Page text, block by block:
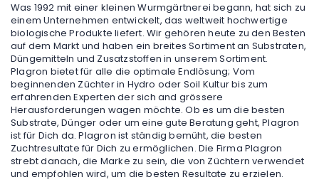
Was 1992 mit einer kleinen Wurmgärtnerei begann, hat sich zu
einem Unternehmen entwickelt, das weltweit hochwertige
biologische Produkte liefert. Wir gehören heute zu den Besten
auf dem Markt und haben ein breites Sortiment an Substraten,
Düngemitteln und Zusatzstoffen in unserem Sortiment.
Plagron bietet für alle die optimale Endlösung; Vom
beginnenden Züchter in Hydro oder Soil Kultur bis zum
erfahrenden Experten der sich and grössere
Herausforderungen wagen möchte. Ob es um die besten
Substrate, Dünger oder um eine gute Beratung geht, Plagron
ist für Dich da. Plagron ist ständig bemüht, die besten
Zuchtresultate für Dich zu ermöglichen. Die Firma Plagron
strebt danach, die Marke zu sein, die von Züchtern verwendet
und empfohlen wird, um die besten Resultate zu erzielen.